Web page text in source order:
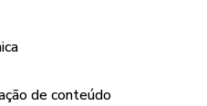
de conteúdo